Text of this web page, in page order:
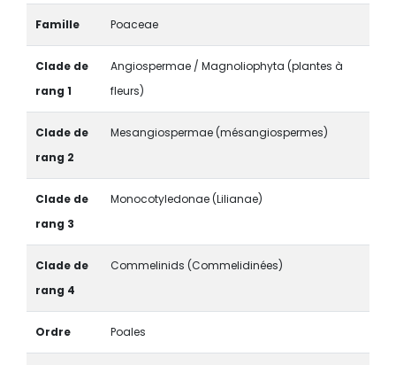
Famille Poaceae
Clade de
rang 1
Angiospermae / Magnoliophyta (plantes à
fleurs)
Clade de
rang 2
Mesangiospermae (mésangiospermes)
Clade de
rang 3
Monocotyledonae (Lilianae)
Clade de
rang 4
Commelinids (Commelidinées)
Ordre Poales